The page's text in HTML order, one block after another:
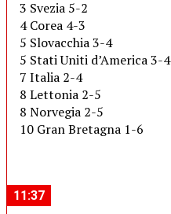
3 Svezia 5-2
4 Corea 4-3
5 Slovacchia 3-4
5 Stati Uniti d’America 3-4
7 Italia 2-4
8 Lettonia 2-5
8 Norvegia 2-5
10 Gran Bretagna 1-6
11:37